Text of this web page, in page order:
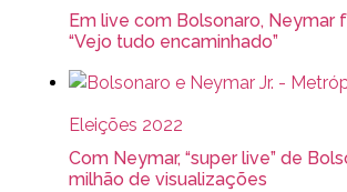
Em live com Bolsonaro, Neymar
“Vejo tudo encaminhado”
Eleições 2022
Com Neymar, “super live” de
milhão de visualizações